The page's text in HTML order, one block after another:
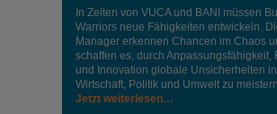
In Zeiten von VUCA und BANI müssen
Warriors neue Fähigkeiten entwickeln.
Manager erkennen Chancen im Chaos
schaffen es, durch Anpassungsfähigkeit,
und Innovation globale Unsicherheiten in
Wirtschaft, Politik und Umwelt zu
Jetzt weiterlesen…